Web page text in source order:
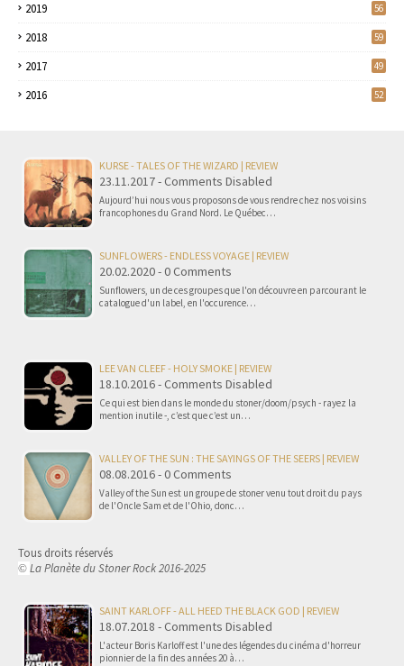
2019 56
2018 59
2017 49
2016 52
KURSE - TALES OF THE WIZARD | REVIEW
23.11.2017 - Comments Disabled
Aujourd’hui nous vous proposons de vous rendre chez nos voisins
francophones du Grand Nord. Le Québec…
SUNFLOWERS - ENDLESS VOYAGE | REVIEW
20.02.2020 - 0 Comments
Sunflowers, un de ces groupes que l'on découvre en parcourant le
catalogue d'un label, en l'occurence…
LEE VAN CLEEF - HOLY SMOKE | REVIEW
18.10.2016 - Comments Disabled
Ce qui est bien dans le monde du stoner/doom/psych - rayez la
mention inutile -, c’est que c’est un…
VALLEY OF THE SUN : THE SAYINGS OF THE SEERS | REVIEW
08.08.2016 - 0 Comments
Valley of the Sun est un groupe de stoner venu tout droit du pays
de l'Oncle Sam et de l'Ohio, donc…
Tous droits réservés
© La Planète du Stoner Rock 2016-2025
SAINT KARLOFF - ALL HEED THE BLACK GOD | REVIEW
18.07.2018 - Comments Disabled
L'acteur Boris Karloff est l'une des légendes du cinéma d'horreur
pionnier de la fin des années 20 à…